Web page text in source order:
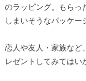
のラッピング。もらっ
しまいそうなパッケー
恋人や友人・家族など
レゼントしてみてはい